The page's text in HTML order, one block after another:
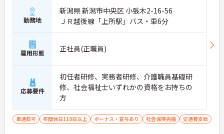
勤務地
新潟県 新潟市中央区 小張木2-16-56
ＪＲ越後線「上所駅」バス・車6分
雇用形態 正社員(正職員)
応募要件
初任者研修、実務者研修、介護職員基礎研
修、社会福祉士いずれかの資格をお持ちの
方
車通勤可 年間休日110日以上 ボーナス・賞与あり 社会保険完備 交通費支給